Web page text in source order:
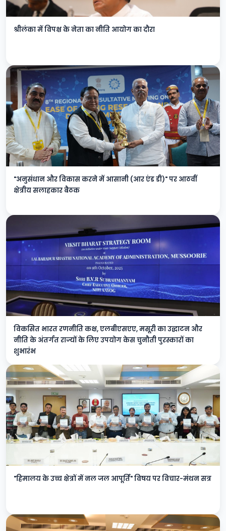
श्रीलंका में विपक्ष के नेता का नीति आयोग का दौरा
"अनुसंधान और विकास करने में आसानी (आर एंड डी)" पर आठवीं
क्षेत्रीय सलाहकार बैठक
विकसित भारत रणनीति कक्ष, एलबीएसएए, मसूरी का उद्घाटन और
नीति के अंतर्गत राज्यों के लिए उपयोग केस चुनौती पुरस्कारों का
शुभारंभ
"हिमालय के उच्च क्षेत्रों में नल जल आपूर्ति" विषय पर विचार-मंथन सत्र